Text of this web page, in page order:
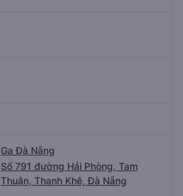
Ga Đà Nẵng
Số 791 đường Hải Phòng, Tam
Thuận, Thanh Khê, Đà Nẵng